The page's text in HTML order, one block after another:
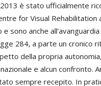
è stato ufficialmente
for Visual Rehabilitation
e sono anche
284, a parte un cronico
della propria
e alcun confronto.
sempre recepito. In